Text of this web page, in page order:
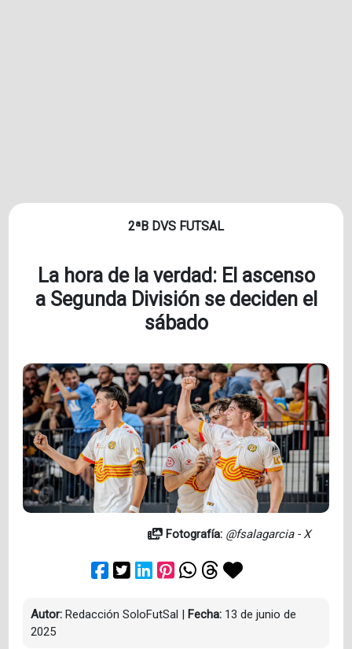
2ªB DVS FUTSAL
La hora de la verdad: El ascenso
a Segunda División se deciden el
sábado
Fotografía: @fsalagarcia - X
Autor: Redacción SoloFutSal | Fecha: 13 de junio de
2025